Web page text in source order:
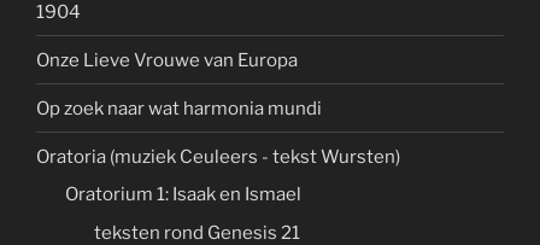
1904
Onze Lieve Vrouwe van Europa
Op zoek naar wat harmonia mundi
Oratoria (muziek Ceuleers - tekst Wursten)
Oratorium 1: Isaak en Ismael
teksten rond Genesis 21